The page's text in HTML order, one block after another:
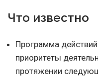
Что известно
Программа
приоритеты
протяжении